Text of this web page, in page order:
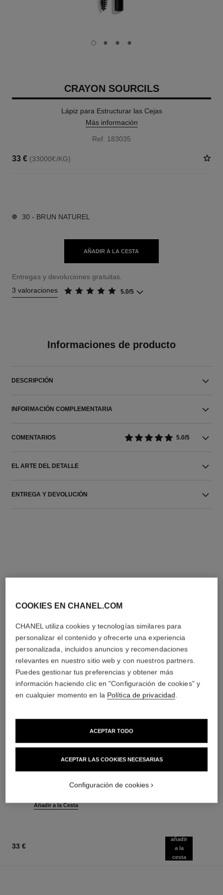
carousel dot
carousel dot
carousel dot
carousel dot
CRAYON SOURCILS
Lápiz para Estructurar las Cejas
Más información
Ref. 183035
33 € (33000€/KG)
30 - BRUN NATUREL
AÑADIR A LA CESTA
Entregas y devoluciones gratuitas.
3 valoraciones
5.0/5
Informaciones de producto
DESCRIPCIÓN
INFORMACIÓN COMPLEMENTARIA
COMENTARIOS 5.0/5
EL ARTE DEL DETALLE
ENTREGA Y DEVOLUCIÓN
Lápiz 3 en 1: Sombra de Ojos,
Delineador Y Khôl
8 tonos disponibles
Añadir a la Cesta
Eau de Parfum Vaporizador
Ref. 116520
33 €
añadir
a la
cesta
COOKIES EN CHANEL.COM
CHANEL utiliza cookies y tecnologías similares para
personalizar el contenido y ofrecerte una experiencia
personalizada, incluidos anuncios y recomendaciones
relevantes en nuestro sitio web y con nuestros partners.
Puedes gestionar tus preferencias y obtener más
información haciendo clic en "Configuración de cookies" y
en cualquier momento en la Política de privacidad
ACEPTAR LAS COOKIES NECESARIAS
ACEPTAR TODO
Configuración de cookies